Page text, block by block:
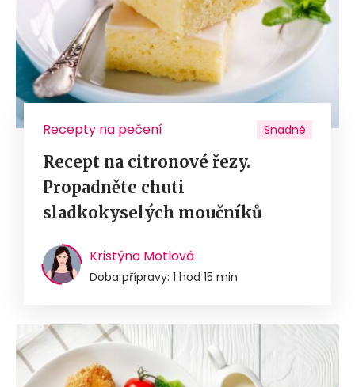
Recepty na pečení Snadné
Recept na citronové řezy.
Propadněte chuti
sladkokyselých moučníků
Kristýna Motlová
Doba přípravy: 1 hod 15 min